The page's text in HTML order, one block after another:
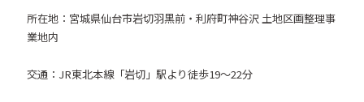
所在地：宮城県仙台市岩切羽黒前・利府町神谷沢 土地区画整理事
業地内
交通：JR東北本線「岩切」駅より徒歩19～22分